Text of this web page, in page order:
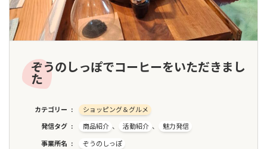
ぞうのしっぽでコーヒーをいただきまし
た
カテゴリー
ショッピング＆グルメ
発信タグ
商品紹介 、 活動紹介 、
魅力発信
事業所名
ぞうのしっぽ